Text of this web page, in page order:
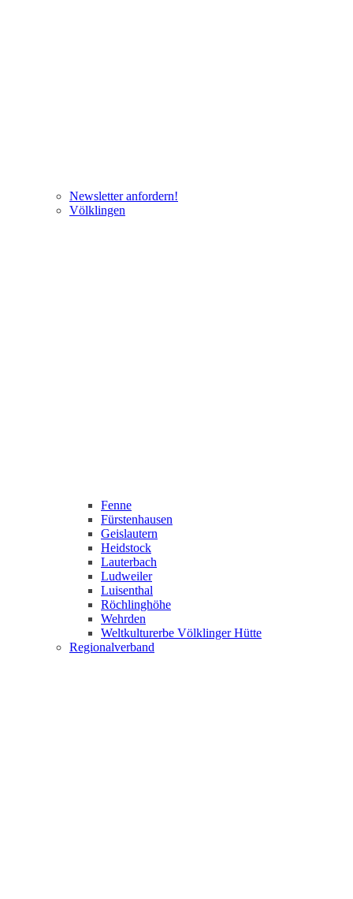
Newsletter anfordern!
Völklingen
Fenne
Fürstenhausen
Geislautern
Heidstock
Lauterbach
Ludweiler
Luisenthal
Röchlinghöhe
Wehrden
Weltkulturerbe Völklinger Hütte
Regionalverband